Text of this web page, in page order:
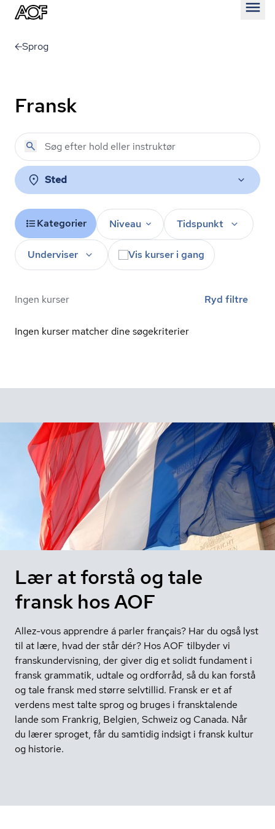
Sprog
Fransk
Sted
Kategorier Niveau Tidspunkt
Underviser Vis kurser i gang
Ingen kurser Ryd filtre
Ingen kurser matcher dine søgekriterier
Lær at forstå og tale
fransk hos AOF
Allez-vous apprendre á parler français? Har du også lyst
til at lære, hvad der står dér? Hos AOF tilbyder vi
franskundervisning, der giver dig et solidt fundament i
fransk grammatik, udtale og ordforråd, så du kan forstå
og tale fransk med større selvtillid. Fransk er et af
verdens mest talte sprog og bruges i fransktalende
lande som Frankrig, Belgien, Schweiz og Canada. Når
du lærer sproget, får du samtidig indsigt i fransk kultur
og historie.